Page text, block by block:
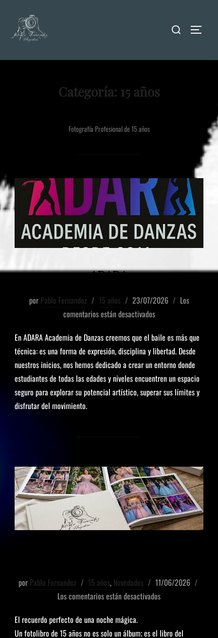
Categoría: 15 años
Fotografía Profesional de 15 años
ADARA
por Pablo Fernandez 15 años 23/07/2026
Los
comentarios están desactivados
En ADARA Academia de Danzas creemos que el baile es más que
técnica: es una forma de expresión, disciplina y libertad. Desde
nuestros inicios, nos hemos dedicado a crear un entorno donde
estudiantes de todas las edades y niveles encuentren un espacio
seguro para explorar su potencial artístico, superar sus límites y
disfrutar del movimiento.
por Pablo Fernandez 15 años, Novedades
11/06/2026
Los comentarios están desactivados
El recuerdo perfecto de una noche mágica.
Un fotolibro de 15 años no es solo un álbum; es el libro del